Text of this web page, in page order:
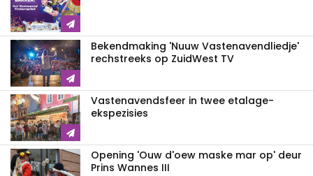
Bekendmaking 'Nuuw Vastenavendliedje'
rechstreeks op ZuidWest TV
Vastenavendsfeer in twee etalage-
ekspezisies
Opening 'Ouw d'oew maske mar op' deur
Prins Wannes III